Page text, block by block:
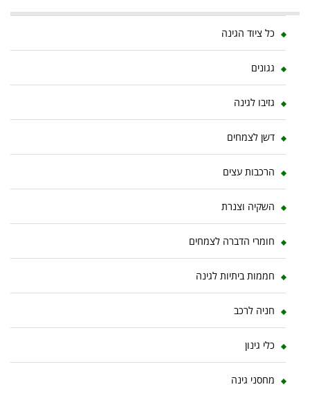
כל ציוד הגינה
גגונים
גזיבו לגינה
דשן לצמחים
הרכבות עצים
השקיה וצנרת
חומרי הדברה לצמחים
חממות ביתיות לגינה
חניה לרכב
כלי גינון
מחסני גינה